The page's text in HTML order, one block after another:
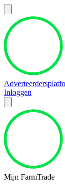
Inloggen
Mijn FarmTrade